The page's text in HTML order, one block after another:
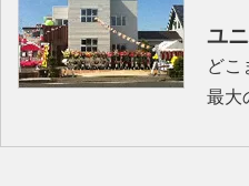
ユ
どこ
最大